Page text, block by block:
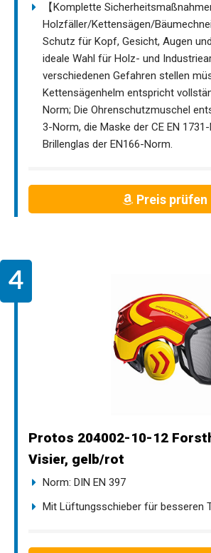
【Komplette
Holzfäller/Kettensägen/
Schutz für Kopf, Gesicht, Augen
ideale Wahl für Holz- und
verschiedenen Gefahren stellen
Kettensägenhelm entspricht
Norm; Die Ohrenschutzmuschel
3-Norm, die Maske der CE EN
Brillenglas der EN166-Norm.
Preis prüfen
Protos 204002-10-12
Visier, gelb/rot
Norm: DIN EN 397
Mit Lüftungsschieber für besseren